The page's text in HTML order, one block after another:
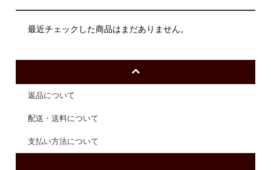
最近チェックした商品はまだありません。
返品について
配送・送料について
支払い方法について